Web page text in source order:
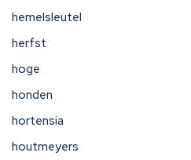
hemelsleutel
herfst
hoge
honden
hortensia
houtmeyers